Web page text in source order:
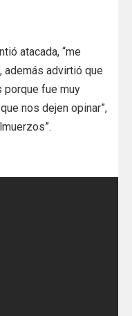
atacada, “me
además advirtió que
porque fue muy
nos dejen opinar”,